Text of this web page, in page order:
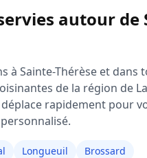
autour de
à Sainte-Thérèse et dans
de la région de
rapidement pour
Longueuil
Brossard